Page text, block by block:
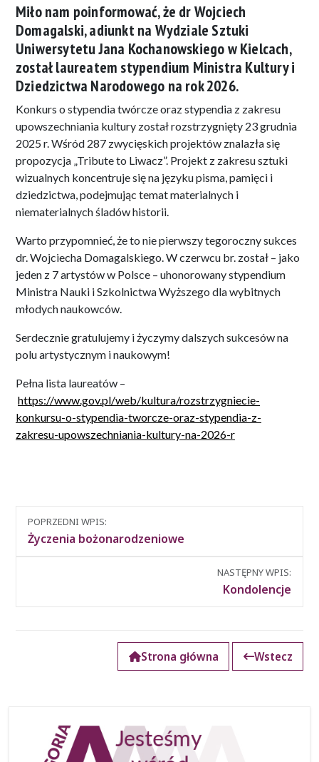
Miło nam poinformować, że dr Wojciech
Domagalski, adiunkt na Wydziale Sztuki
Uniwersytetu Jana Kochanowskiego w Kielcach,
został laureatem stypendium Ministra Kultury i
Dziedzictwa Narodowego na rok 2026.
Konkurs o stypendia twórcze oraz stypendia z zakresu
upowszechniania kultury został rozstrzygnięty 23 grudnia
2025 r. Wśród 287 zwycięskich projektów znalazła się
propozycja „Tribute to Liwacz”. Projekt z zakresu sztuki
wizualnych koncentruje się na języku pisma, pamięci i
dziedzictwa, podejmując temat materialnych i
niematerialnych śladów historii.
Warto przypomnieć, że to nie pierwszy tegoroczny sukces
dr. Wojciecha Domagalskiego. W czerwcu br. został – jako
jeden z 7 artystów w Polsce – uhonorowany stypendium
Ministra Nauki i Szkolnictwa Wyższego dla wybitnych
młodych naukowców.
Serdecznie gratulujemy i życzymy dalszych sukcesów na
polu artystycznym i naukowym!
Pełna lista laureatów –
https://www.gov.pl/web/kultura/rozstrzygniecie-
konkursu-o-stypendia-tworcze-oraz-stypendia-z-
zakresu-upowszechniania-kultury-na-2026-r
Nawigacja
między
POPRZEDNI WPIS:
Życzenia bożonarodzeniowe
NASTĘPNY WPIS:
Kondolencje
Strona główna Wstecz